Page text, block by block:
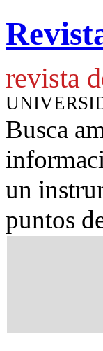
revista
Busca
un
puntos